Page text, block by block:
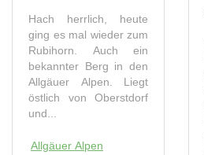
Hach herrlich, heute
ging es mal wieder zum
Rubihorn. Auch ein
bekannter Berg in den
Allgäuer Alpen. Liegt
östlich von Oberstdorf
und...
Allgäuer Alpen